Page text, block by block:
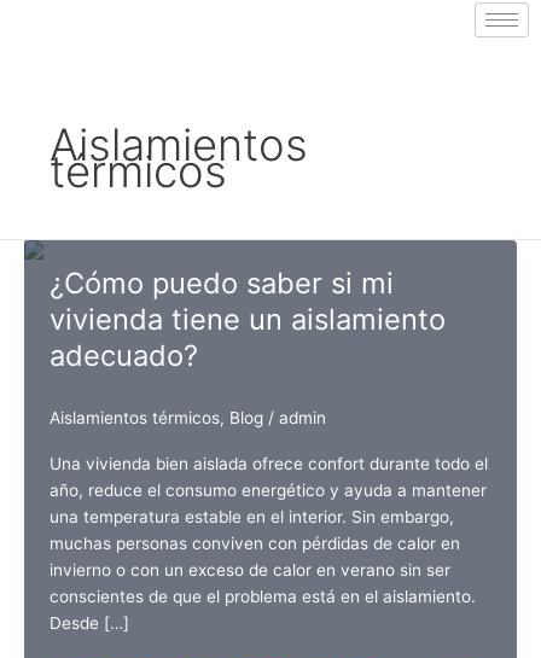
Aislamientos
térmicos
¿Cómo puedo saber si mi
vivienda tiene un aislamiento
adecuado?
Aislamientos térmicos, Blog/ admin
Una vivienda bien aislada ofrece confort durante todo el
año, reduce el consumo energético y ayuda a mantener
una temperatura estable en el interior. Sin embargo,
muchas personas conviven con pérdidas de calor en
invierno o con un exceso de calor en verano sin ser
conscientes de que el problema está en el aislamiento.
Desde […]